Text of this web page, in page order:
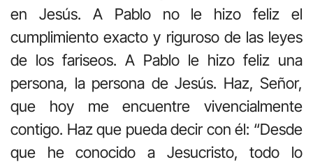
en Jesús. A Pablo no le hizo feliz el
cumplimiento exacto y riguroso de las leyes
de los fariseos. A Pablo le hizo feliz una
persona, la persona de Jesús. Haz, Señor,
que hoy me encuentre vivencialmente
contigo. Haz que pueda decir con él: “Desde
que he conocido a Jesucristo, todo lo